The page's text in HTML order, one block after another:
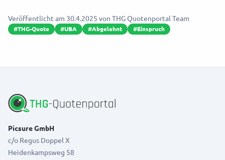
Veröffentlicht am 30.4.2025 von THG Quotenportal Team
#THG-Quote #UBA #Abgelehnt #Einspruch
Picsure GmbH
c/o Regus Doppel X
Heidenkampsweg 58